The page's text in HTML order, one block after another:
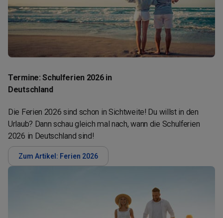
Termine: Schulferien 2026 in
Deutschland
Die Ferien 2026 sind schon in Sichtweite! Du willst in den
Urlaub? Dann schau gleich mal nach, wann die Schulferien
2026 in Deutschland sind!
Zum Artikel: Ferien 2026